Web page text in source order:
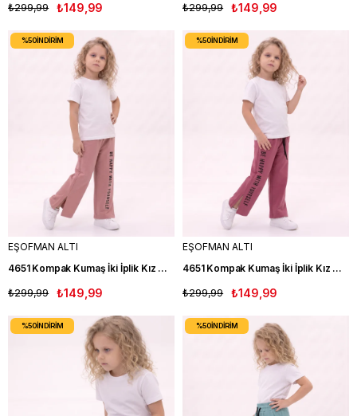
₺149,99
₺299,99 ₺149,99
₺299,99
EŞOFMAN ALTI
4651 Kompak Kumaş İki İplik Kız Çocuk Eşofman Altı PUDRA
₺149,99
₺299,99
%50İNDIRIM
EŞOFMAN ALTI
4651 Kompak Kumaş İki İplik Kız Çocuk Eşofman Altı MURDUM
₺149,99
₺299,99
%50İNDIRIM
%50İNDIRIM %50İNDIRIM